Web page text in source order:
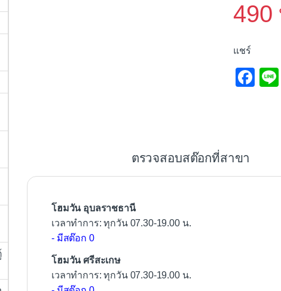
490
แชร์
F
o
ตรวจสอบสต๊อกที่สาขา
โฮมวัน อุบลราชธานี
เวลาทำการ: ทุกวัน 07.30-19.00 น.
- มีสต๊อก 0
โฮมวัน ศรีสะเกษ
เวลาทำการ: ทุกวัน 07.30-19.00 น.